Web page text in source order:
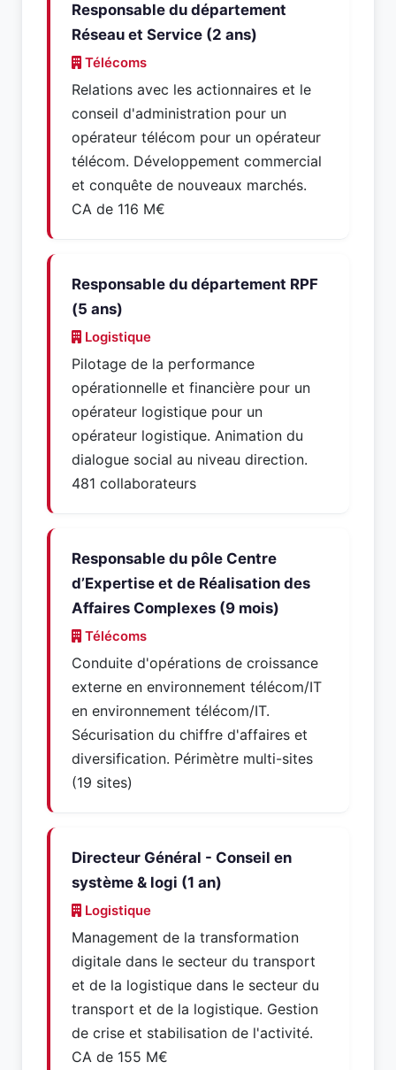
Responsable du département
Réseau et Service (2 ans)
Télécoms
Relations avec les actionnaires et le
conseil d'administration pour un
opérateur télécom pour un opérateur
télécom. Développement commercial
et conquête de nouveaux marchés.
CA de 116 M€
Responsable du département RPF
(5 ans)
Logistique
Pilotage de la performance
opérationnelle et financière pour un
opérateur logistique pour un
opérateur logistique. Animation du
dialogue social au niveau direction.
481 collaborateurs
Responsable du pôle Centre
d’Expertise et de Réalisation des
Affaires Complexes (9 mois)
Télécoms
Conduite d'opérations de croissance
externe en environnement télécom/IT
en environnement télécom/IT.
Sécurisation du chiffre d'affaires et
diversification. Périmètre multi-sites
(19 sites)
Directeur Général - Conseil en
système & logi (1 an)
Logistique
Management de la transformation
digitale dans le secteur du transport
et de la logistique dans le secteur du
transport et de la logistique. Gestion
de crise et stabilisation de l'activité.
CA de 155 M€